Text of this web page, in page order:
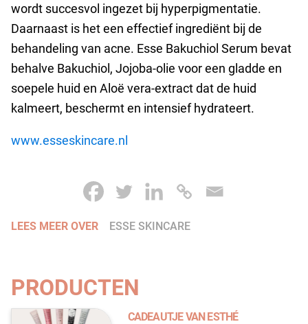
wordt succesvol ingezet bij hyperpigmentatie.
Daarnaast is het een effectief ingrediënt bij de
behandeling van acne. Esse Bakuchiol Serum bevat
behalve Bakuchiol, Jojoba-olie voor een gladde en
soepele huid en Aloë vera-extract dat de huid
kalmeert, beschermt en intensief hydrateert.
www.esseskincare.nl
LEES MEER OVER ESSE SKINCARE
PRODUCTEN
CADEAUTJE VAN ESTHÉ